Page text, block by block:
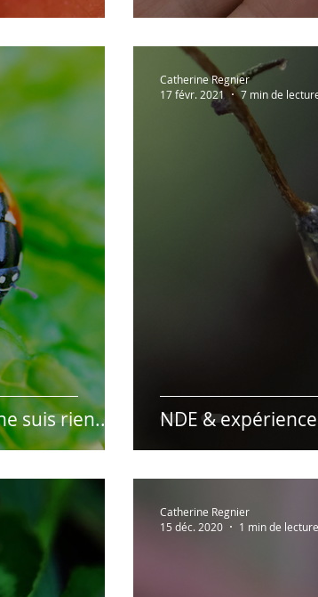
suis rien..." NDE &
Catherine Regnier
17 févr. 2021
7 min de
Catherine Regnier
15 déc. 2020
1 min de lecture